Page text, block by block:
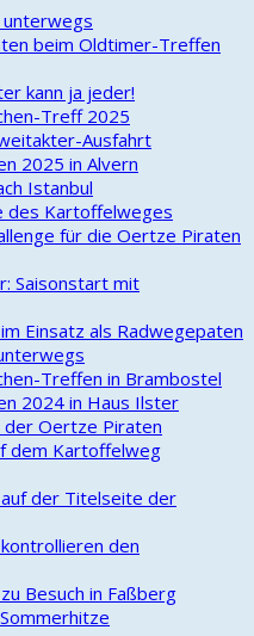
beim Oldtimer-Treffen
kann ja jeder!
Treff 2025
Ausfahrt
2025 in Alvern
Istanbul
des Kartoffelweges
für die Oertze Piraten
Saisonstart mit
Einsatz als Radwegepaten
Treffen in Brambostel
2024 in Haus Ilster
Oertze Piraten
dem Kartoffelweg
der Titelseite der
den
Besuch in Faßberg